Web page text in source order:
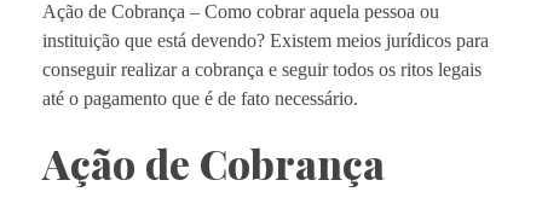
Ação de Cobrança – Como cobrar aquela pessoa ou
instituição que está devendo? Existem meios jurídicos para
conseguir realizar a cobrança e seguir todos os ritos legais
até o pagamento que é de fato necessário.
Ação de Cobrança